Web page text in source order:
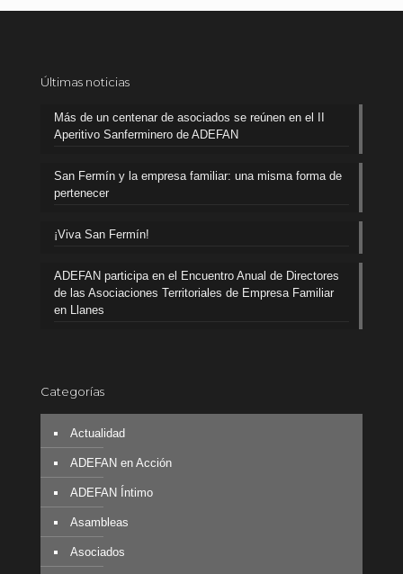
Últimas noticias
Más de un centenar de asociados se reúnen en el II
Aperitivo Sanferminero de ADEFAN
San Fermín y la empresa familiar: una misma forma de
pertenecer
¡Viva San Fermín!
ADEFAN participa en el Encuentro Anual de Directores
de las Asociaciones Territoriales de Empresa Familiar
en Llanes
Categorías
Actualidad
ADEFAN en Acción
ADEFAN Íntimo
Asambleas
Asociados